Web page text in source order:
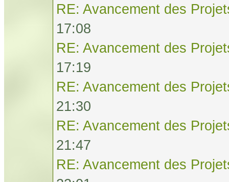
RE: Avancement des
17:08
RE: Avancement des
17:19
RE: Avancement des
21:30
RE: Avancement des
21:47
RE: Avancement des